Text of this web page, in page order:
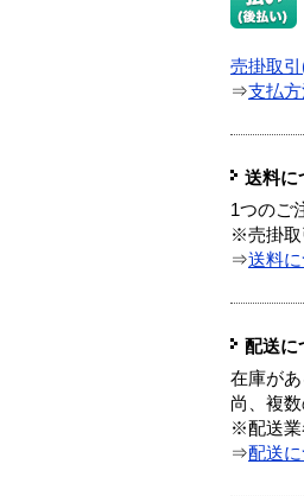
売掛取
⇒支払
送料に
1つのご
※売掛取
⇒送料
配送に
在庫が
尚、複
※配送業
⇒配送